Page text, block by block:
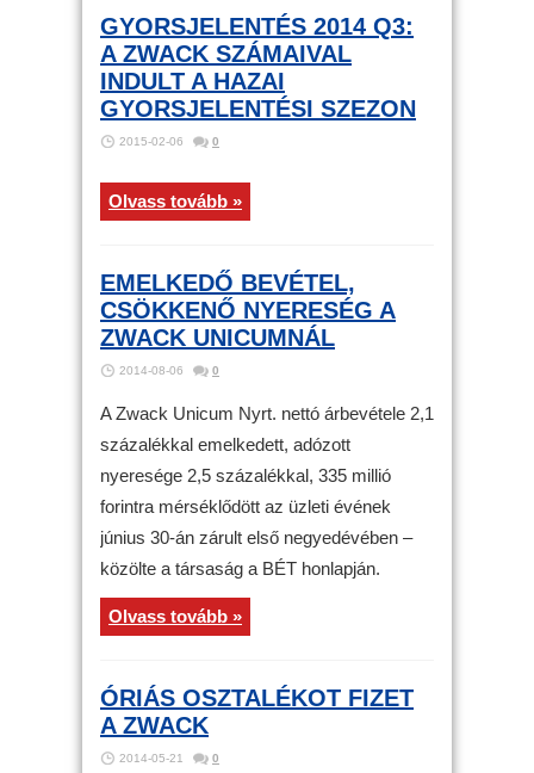
GYORSJELENTÉS 2014 Q3:
A ZWACK SZÁMAIVAL
INDULT A HAZAI
GYORSJELENTÉSI SZEZON
2015-02-06 0
Olvass tovább »
EMELKEDŐ BEVÉTEL,
CSÖKKENŐ NYERESÉG A
ZWACK UNICUMNÁL
2014-08-06 0
A Zwack Unicum Nyrt. nettó árbevétele 2,1
százalékkal emelkedett, adózott
nyeresége 2,5 százalékkal, 335 millió
forintra mérséklődött az üzleti évének
június 30-án zárult első negyedévében –
közölte a társaság a BÉT honlapján.
Olvass tovább »
ÓRIÁS OSZTALÉKOT FIZET
A ZWACK
2014-05-21 0